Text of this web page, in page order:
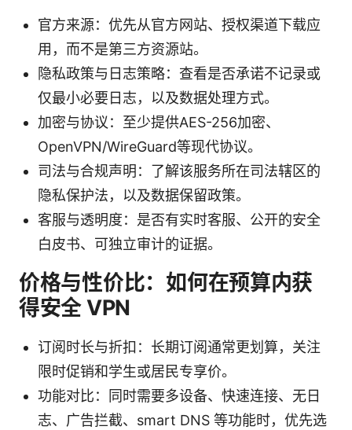
官方来源：优先从官方网站、授权渠道下载应
用，而不是第三方资源站。
隐私政策与日志策略：查看是否承诺不记录或
仅最小必要日志，以及数据处理方式。
加密与协议：至少提供AES-256加密、
OpenVPN/WireGuard等现代协议。
司法与合规声明：了解该服务所在司法辖区的
隐私保护法，以及数据保留政策。
客服与透明度：是否有实时客服、公开的安全
白皮书、可独立审计的证据。
价格与性价比：如何在预算内获
得安全 VPN
订阅时长与折扣：长期订阅通常更划算，关注
限时促销和学生或居民专享价。
功能对比：同时需要多设备、快速连接、无日
志、广告拦截、smart DNS 等功能时，优先选